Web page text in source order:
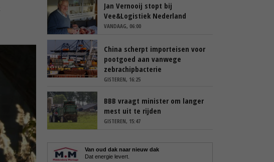
Jan Vernooij stopt bij
Vee&Logistiek Nederland
VANDAAG, 06:00
China scherpt importeisen voor
pootgoed aan vanwege
zebrachipbacterie
GISTEREN, 16:25
BBB vraagt minister om langer
mest uit te rijden
GISTEREN, 15:47
Van oud dak naar nieuw dak
Dat energie levert.